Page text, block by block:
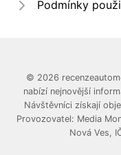
Podmínky
© 2026
nabízí nejnovější
Návštěvníci získají
Provozovatel: Media
Nová Ves,